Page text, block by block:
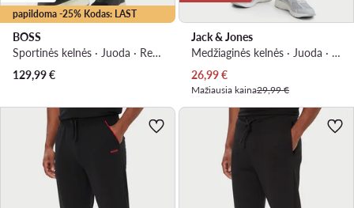
papildoma -25% Kodas: LAST
BOSS
Sportinės kelnės · Juoda · Relaxed Fit
129,99€
Jack & Jones
Medžiaginės kelnės · Juoda · Relaxed Fit
Dabartinė kaina
26,99€
Mažiausia kaina29,99 €